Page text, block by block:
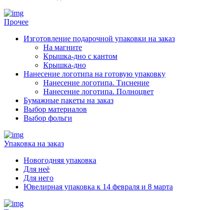
Прочее
Изготовление подарочной упаковки на заказ
На магните
Крышка-дно с кантом
Крышка-дно
Нанесение логотипа на готовую упаковку
Нанесение логотипа. Тиснение
Нанесение логотипа. Полноцвет
Бумажные пакеты на заказ
Выбор материалов
Выбор фольги
Упаковка на заказ
Новогодняя упаковка
Для неё
Для него
Ювелирная упаковка к 14 февраля и 8 марта